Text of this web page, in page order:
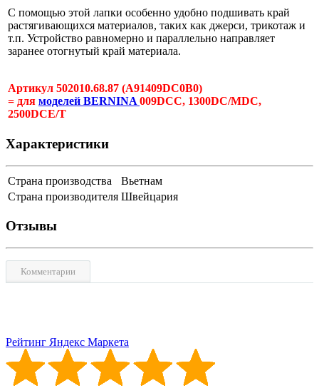
С помощью этой лапки особенно удобно подшивать край
растягивающихся материалов, таких как джерси, трикотаж и
т.п. Устройство равномерно и параллельно направляет
заранее отогнутый край материала.
Артикул 502010.68.87 (A91409DC0B0)
= для моделей BERNINA 009DCC, 1300DC/MDC,
2500DCE/T
Характеристики
Страна производства
Вьетнам
Страна производителя Швейцария
Отзывы
Комментарии
Рейтинг Яндекс Маркета